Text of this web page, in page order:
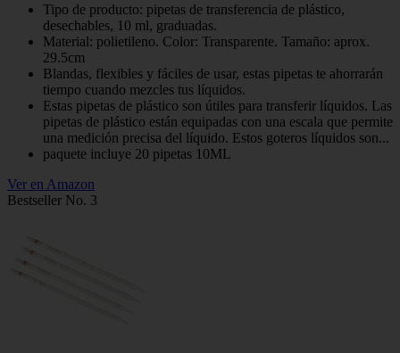
Tipo de producto: pipetas de transferencia de plástico,
desechables, 10 ml, graduadas.
Material: polietileno. Color: Transparente. Tamaño: aprox.
29.5cm
Blandas, flexibles y fáciles de usar, estas pipetas te ahorrarán
tiempo cuando mezcles tus líquidos.
Estas pipetas de plástico son útiles para transferir líquidos. Las
pipetas de plástico están equipadas con una escala que permite
una medición precisa del líquido. Estos goteros líquidos son...
paquete incluye 20 pipetas 10ML
Ver en Amazon
Bestseller No. 3